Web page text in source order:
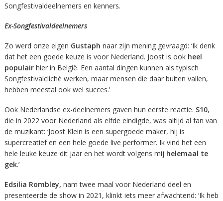
Songfestivaldeelnemers en kenners.
Ex-Songfestivaldeelnemers
Zo werd onze eigen Gustaph naar zijn mening gevraagd: ‘Ik denk
dat het een goede keuze is voor Nederland. Joost is ook heel
populairhier in België. Een aantal dingen kunnen als typisch
Songfestivalcliché werken, maar mensen die daar buiten vallen,
hebben meestal ook wel succes.’
Ook Nederlandse ex-deelnemers gaven hun eerste reactie. S10,
die in 2022 voor Nederland als elfde eindigde, was altijd al fan van
de muzikant: ‘Joost Klein is een supergoede maker, hij is
supercreatief en een hele goede live performer. Ik vind het een
hele leuke keuze dit jaar en het wordt volgens mij helemaal te
gek.’
Edsilia Rombley, nam twee maal voor Nederland deel en
presenteerde de show in 2021, klinkt iets meer afwachtend: ‘Ik heb